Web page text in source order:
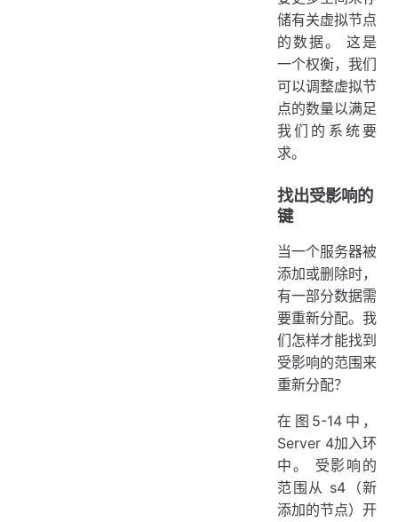
储有关虚拟节点
的数据。 这是
一个权衡，我们
可以调整虚拟节
点的数量以满足
我们的系统要
求。
找出受影响的
键
当一个服务器被
添加或删除时，
有一部分数据需
要重新分配。我
们怎样才能找到
受影响的范围来
重新分配？
在图5-14中，
Server 4加入环
中。 受影响的
范围从 s4（新
添加的节点）开